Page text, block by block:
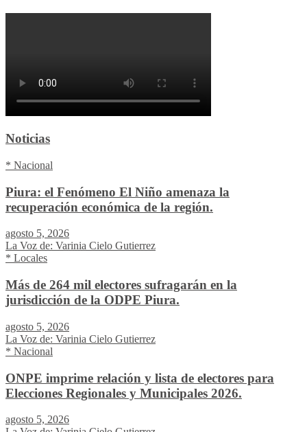
Noticias
* Nacional
Piura: el Fenómeno El Niño amenaza la
recuperación económica de la región.
agosto 5, 2026
La Voz de: Varinia Cielo Gutierrez
* Locales
Más de 264 mil electores sufragarán en la
jurisdicción de la ODPE Piura.
agosto 5, 2026
La Voz de: Varinia Cielo Gutierrez
* Nacional
ONPE imprime relación y lista de electores para
Elecciones Regionales y Municipales 2026.
agosto 5, 2026